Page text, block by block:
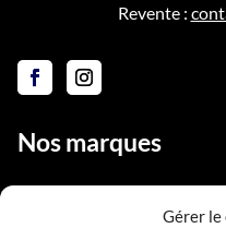
Gérer le
Revente :
Nos marques